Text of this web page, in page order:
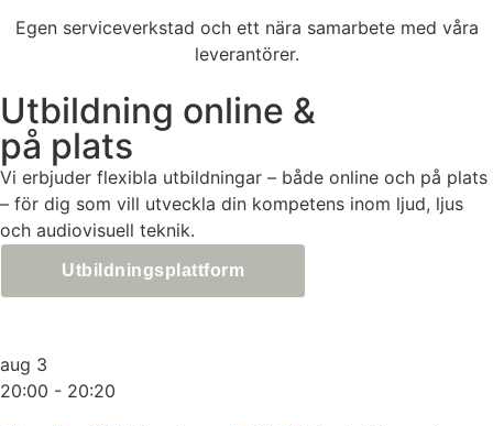
Egen serviceverkstad och ett nära samarbete med våra
leverantörer.
Utbildning online &
på plats
Vi erbjuder flexibla utbildningar – både online och på plats
– för dig som vill utveckla din kompetens inom ljud, ljus
och audiovisuell teknik.
Utbildningsplattform
aug 3
20:00 - 20:20